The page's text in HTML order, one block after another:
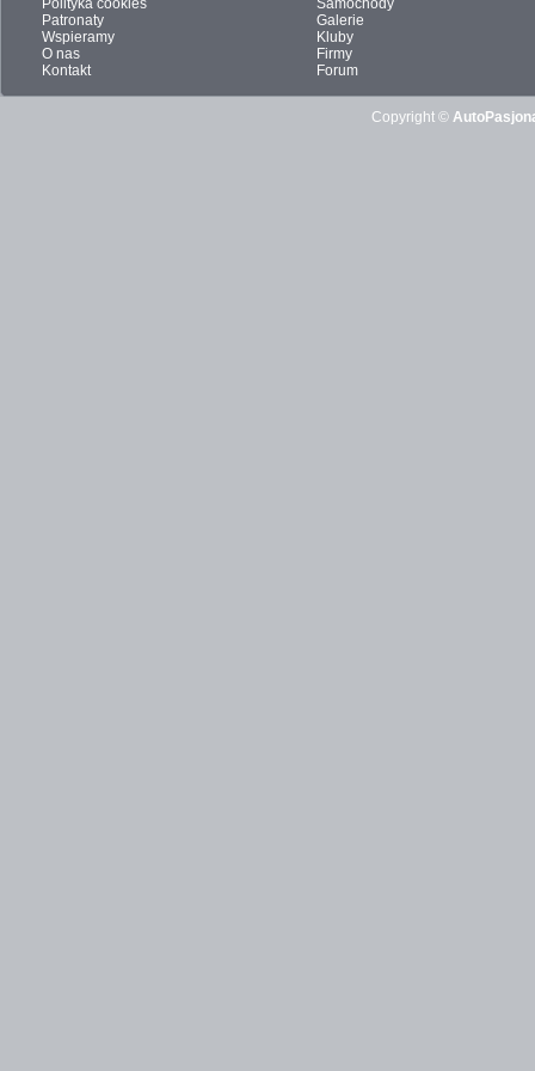
Polityka cookies
Patronaty
Wspieramy
O nas
Kontakt
Samochody
Galerie
Kluby
Firmy
Forum
Copyright ©